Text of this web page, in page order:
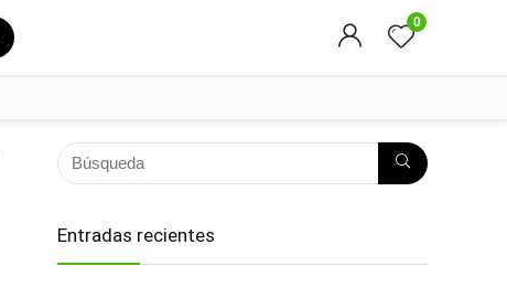
0
Entradas recientes